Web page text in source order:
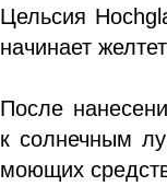
Цельсия
начинает
После
к солнечным
моющих